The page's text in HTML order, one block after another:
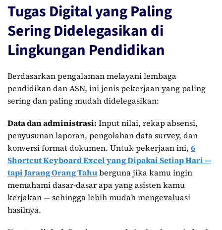
Tugas Digital yang Paling
Sering Didelegasikan di
Lingkungan Pendidikan
Berdasarkan pengalaman melayani lembaga
pendidikan dan ASN, ini jenis pekerjaan yang paling
sering dan paling mudah didelegasikan:
Data dan administrasi: Input nilai, rekap absensi,
penyusunan laporan, pengolahan data survey, dan
konversi format dokumen. Untuk pekerjaan ini, 6
Shortcut Keyboard Excel yang Dipakai Setiap Hari —
tapi Jarang Orang Tahuberguna jika kamu ingin
memahami dasar-dasar apa yang asisten kamu
kerjakan — sehingga lebih mudah mengevaluasi
hasilnya.